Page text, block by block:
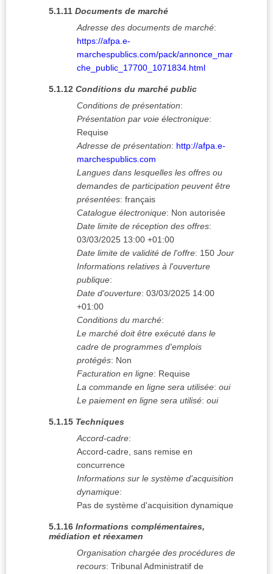
5.1.11 Documents de marché
Adresse des documents de marché:
https://afpa.e-
marchespublics.com/pack/annonce_mar
che_public_17700_1071834.html
5.1.12 Conditions du marché public
Conditions de présentation:
Présentation par voie électronique:
Requise
Adresse de présentation: http://afpa.e-
marchespublics.com
Langues dans lesquelles les offres ou
demandes de participation peuvent être
présentées: français
Catalogue électronique: Non autorisée
Date limite de réception des offres:
03/03/2025 13:00 +01:00
Date limite de validité de l'offre: 150 Jour
Informations relatives à l'ouverture
publique:
Date d'ouverture: 03/03/2025 14:00
+01:00
Conditions du marché:
Le marché doit être exécuté dans le
cadre de programmes d'emplois
protégés: Non
Facturation en ligne: Requise
La commande en ligne sera utilisée: oui
Le paiement en ligne sera utilisé: oui
5.1.15 Techniques
Accord-cadre:
Accord-cadre, sans remise en
concurrence
Informations sur le système d'acquisition
dynamique:
Pas de système d'acquisition dynamique
5.1.16 Informations complémentaires,
médiation et réexamen
Organisation chargée des procédures de
recours: Tribunal Administratif de